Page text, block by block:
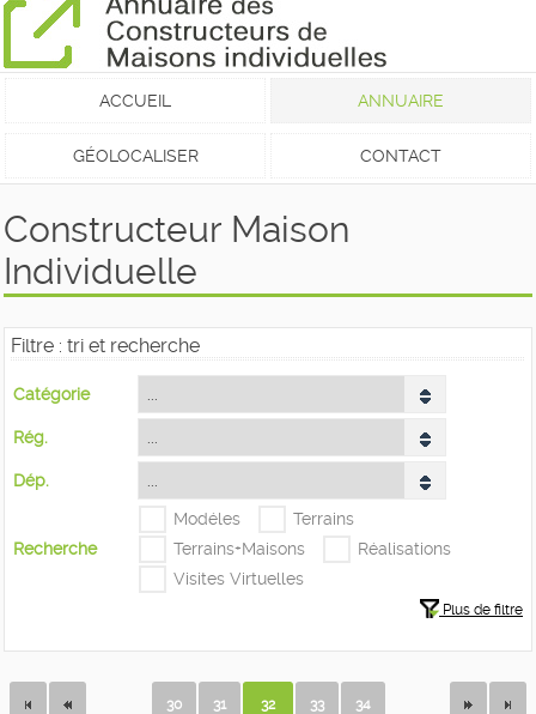
ACCUEIL ANNUAIRE
GÉOLOCALISER CONTACT
Constructeur Maison
Individuelle
Filtre : tri et recherche
Catégorie
Rég.
Dép.
Recherche
Modéles
Terrains
Terrains+Maisons
Réalisations
Visites Virtuelles
Plus de filtre
30 31 32 33 34